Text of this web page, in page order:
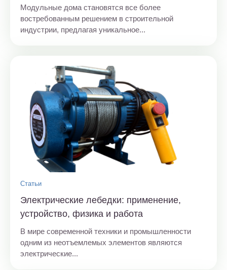
Модульные дома становятся все более
востребованным решением в строительной
индустрии, предлагая уникальное...
Статьи
Электрические лебедки: применение,
устройство, физика и работа
В мире современной техники и промышленности
одним из неотъемлемых элементов являются
электрические...